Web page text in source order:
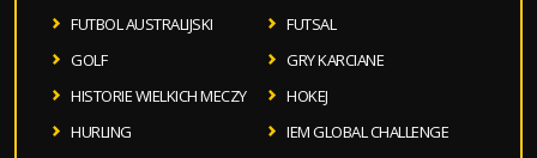
FUTBOL AUSTRALIJSKI
FUTSAL
GOLF
GRY KARCIANE
HISTORIE WIELKICH MECZY
HOKEJ
HURLING
IEM GLOBAL CHALLENGE